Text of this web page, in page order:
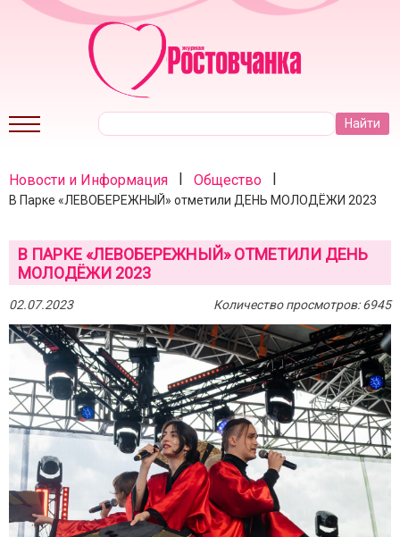
Новости и Информация | Общество |
В Парке «ЛЕВОБЕРЕЖНЫЙ» отметили ДЕНЬ МОЛОДЁЖИ 2023
В ПАРКЕ «ЛЕВОБЕРЕЖНЫЙ» ОТМЕТИЛИ ДЕНЬ
МОЛОДЁЖИ 2023
02.07.2023 Количество просмотров: 6945